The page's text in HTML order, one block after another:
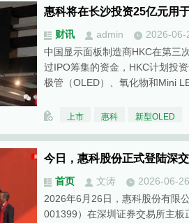
惠科将在长沙投资25亿元用
财讯 admin
2026-06-
中国显示面板制造商HKC在第三
过IPO筹集的资金，HKC计划投
极管（OLED）、氧化物和Mini
上市 惠科 新型OLED
今日，惠科股份正式登陆深
首页 文涛
2026-06-26
2026年6月26日，惠科股份有限
001399）在深圳证券交易所主